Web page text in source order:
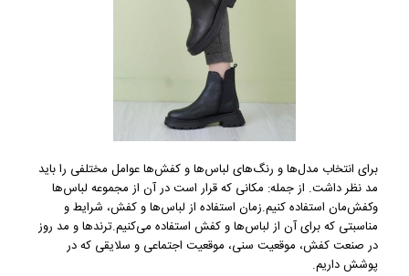
برای انتخاب مدل‌ها و رنگ‌های لباس‌ها و کفش‌ها عوامل مختلفی را باید
مد نظر داشت. از جمله: مکانی که قرار است در آن از مجموعه لباس‌ها
وکفش‌مان استفاده کنیم.زمان استفاده از لباس‌ها و کفش، شرایط و
مناسبتی که برای آن از لباس‌ها و کفش استفاده می‌کنیم.ترندها و مد روز
در صنعت کفش، موقعیت سنی، موقعیت اجتماعی و سلایقی که در
پوشش داریم.